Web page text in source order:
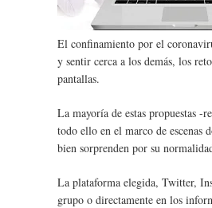
El confinamiento por el
y sentir cerca a los demás, los
pantallas.
La mayoría de estas propuestas
todo ello en el marco de escenas
bien sorprenden por su
La plataforma elegida, Twitter,
grupo o directamente en los